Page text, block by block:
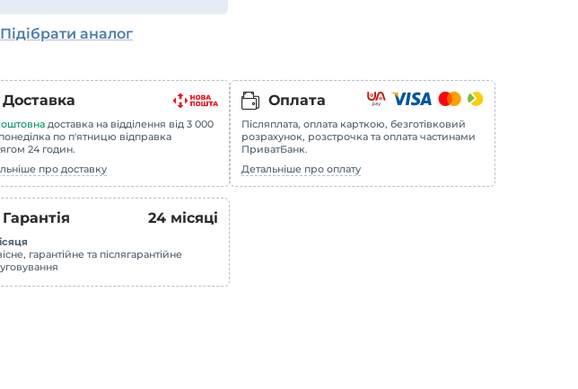
Підібрати аналог
Доставка
доставка на відділення від 3 000
по п'ятницю відправка
24 годин.
про доставку
Оплата
Післяплата, оплата карткою, безготівковий
розрахунок, розстрочка та оплата частинами
ПриватБанк.
Детальніше про оплату
Гарантія 24 місяці
гарантійне та післягарантійне